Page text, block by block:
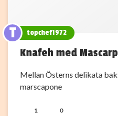
T topchef1972
Knafeh med
Mellan Österns delikata
marscapone
1 0